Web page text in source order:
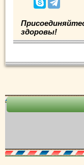
здоровы!